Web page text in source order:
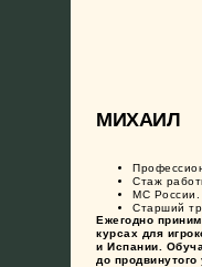
МИХАИЛ
Ежегодно
курсах для
и Испании.
до продвинутого
Стаж
МС России.
Старший
О НАС